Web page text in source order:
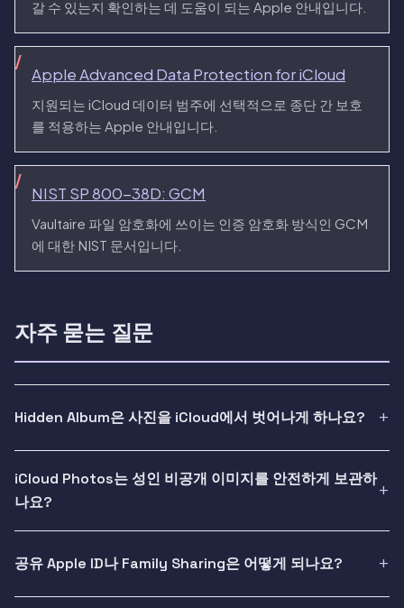
갈 수 있는지 확인하는 데 도움이 되는 Apple 안내입니다.
Apple Advanced Data Protection for iCloud
지원되는 iCloud 데이터 범주에 선택적으로 종단 간 보호
를 적용하는 Apple 안내입니다.
NIST SP 800-38D: GCM
Vaultaire 파일 암호화에 쓰이는 인증 암호화 방식인 GCM
에 대한 NIST 문서입니다.
자주 묻는 질문
Hidden Album은 사진을 iCloud에서 벗어나게 하나요?
iCloud Photos는 성인 비공개 이미지를 안전하게 보관하
나요?
공유 Apple ID나 Family Sharing은 어떻게 되나요?